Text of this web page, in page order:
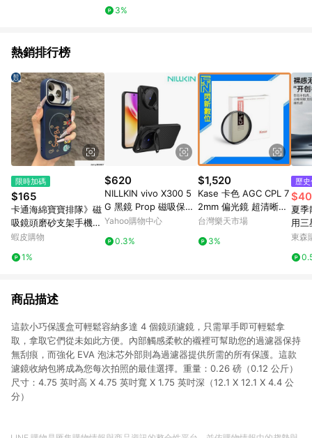
3%
熱銷排行榜
限時加碼
$165
卡通海綿寶寶排隊》磁
吸鏡頭磨砂支架手機殼
iPhone 17 16 15 14 13
蝦皮購物
1%
$620
NILLKIN vivo X300 5
G 黑鏡 Prop 磁吸保護
殼
Yahoo購物中心
0.3%
$1,520
Kase 卡色 AGC CPL 7
2mm 偏光鏡 超清晰度
極低色偏(72,公司貨)
台灣樂天市場
3%
歷
夏季
用
尚
東森
商品描述
這款小巧保護盒可輕鬆容納多達 4 個鏡頭濾鏡，只需單手即可輕鬆拿
取，拿取它們從未如此方便。內部觸感柔軟的襯裡可幫助您的過濾器保持
無刮痕，而強化 EVA 泡沫芯外部則為過濾器提供所需的所有保護。這款
濾鏡收納包將成為您每次拍照的最佳選擇。重量：0.26 磅（0.12 公斤）
尺寸：4.75 英吋高 X 4.75 英吋寬 X 1.75 英吋深（12.1 X 12.1 X 4.4 公
分）